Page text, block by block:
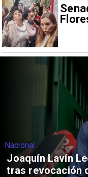
Nacional
Joaquín Lavín
tras revocación